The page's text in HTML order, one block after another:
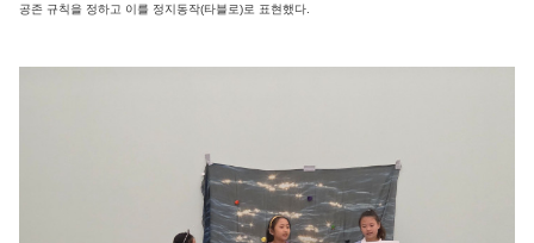
공존 규칙을 정하고 이를 정지동작(타블로)로 표현했다.